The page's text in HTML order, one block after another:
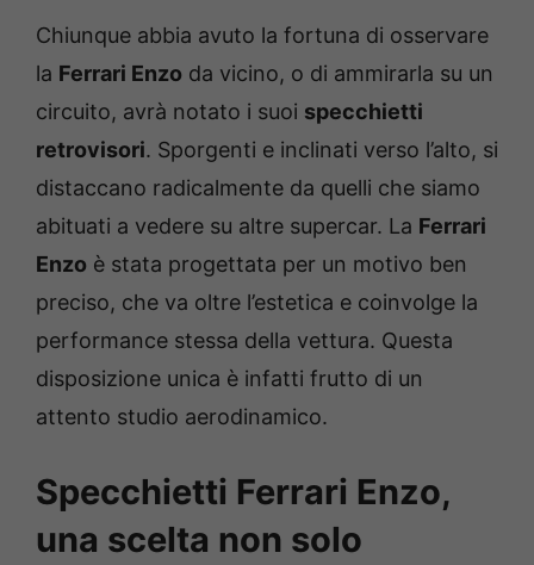
Chiunque abbia avuto la fortuna di osservare
la Ferrari Enzo da vicino, o di ammirarla su un
circuito, avrà notato i suoi specchietti
retrovisori. Sporgenti e inclinati verso l’alto, si
distaccano radicalmente da quelli che siamo
abituati a vedere su altre supercar. La Ferrari
Enzo è stata progettata per un motivo ben
preciso, che va oltre l’estetica e coinvolge la
performance stessa della vettura. Questa
disposizione unica è infatti frutto di un
attento studio aerodinamico.
Specchietti Ferrari Enzo,
una scelta non solo